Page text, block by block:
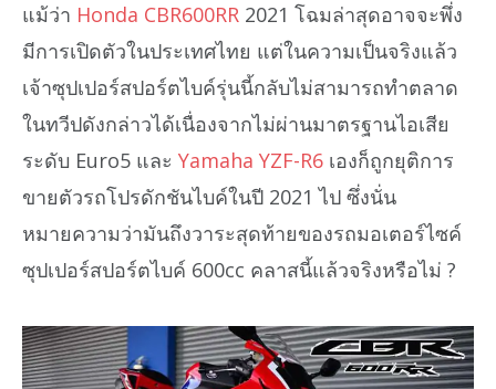
แม้ว่า Honda CBR600RR 2021 โฉมล่าสุดอาจจะพึ่ง
มีการเปิดตัวในประเทศไทย แต่ในความเป็นจริงแล้ว
เจ้าซุปเปอร์สปอร์ตไบค์รุ่นนี้กลับไม่สามารถทำตลาด
ในทวีปดังกล่าวได้เนื่องจากไม่ผ่านมาตรฐานไอเสีย
ระดับ Euro5 และ Yamaha YZF-R6 เองก็ถูกยุติการ
ขายตัวรถโปรดักชันไบค์ในปี 2021 ไป ซึ่งนั่น
หมายความว่ามันถึงวาระสุดท้ายของรถมอเตอร์ไซค์
ซุปเปอร์สปอร์ตไบค์ 600cc คลาสนี้แล้วจริงหรือไม่ ?